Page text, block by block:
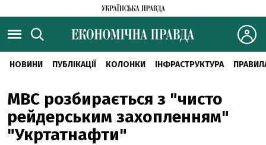
НОВИНИ ПУБЛІКАЦІЇ КОЛОНКИ ІНФРАСТРУКТУРА
МВС розбирається з "чисто
рейдерським захопленням"
"Укртатнафти"